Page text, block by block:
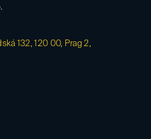
132, 120 00, Prag 2,